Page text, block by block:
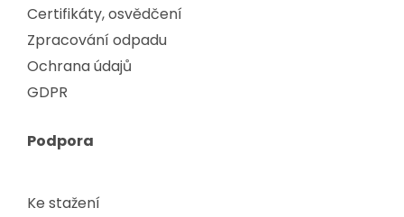
Certifikáty, osvědčení
Zpracování odpadu
Ochrana údajů
GDPR
Podpora
Ke stažení